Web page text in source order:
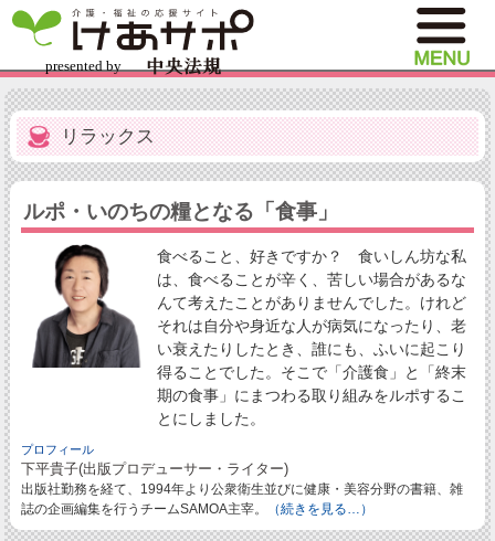
リラックス
ルポ・いのちの糧となる「食事」
食べること、好きですか？ 食いしん坊な私
は、食べることが辛く、苦しい場合があるな
んて考えたことがありませんでした。けれど
それは自分や身近な人が病気になったり、老
い衰えたりしたとき、誰にも、ふいに起こり
得ることでした。そこで「介護食」と「終末
期の食事」にまつわる取り組みをルポするこ
とにしました。
プロフィール
下平貴子(出版プロデューサー・ライター)
出版社勤務を経て、1994年より公衆衛生並びに健康・美容分野の書籍、雑
誌の企画編集を行うチームSAMOA主宰。
（続きを見る…）